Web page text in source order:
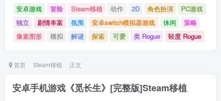
安卓游戏 冒险 Steam移植 动作 2D 角色扮演
PC游戏
独立
剧情丰富 氛围 安卓switch模拟器游戏 休闲
策略
像素图形
模拟 解谜 探索 可爱 类 Rogue 轻度 Rogue
首页 Steam移植 正文
安卓手机游戏《觅长生》[完整版]Steam移植